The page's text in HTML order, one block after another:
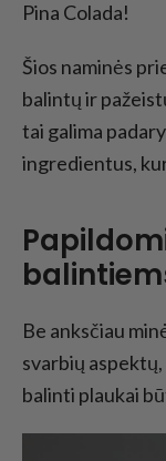
Pina Colada!
Šios naminės
balintų ir
tai galima
ingredientus,
Be anksčiau
svarbių
balinti plaukai